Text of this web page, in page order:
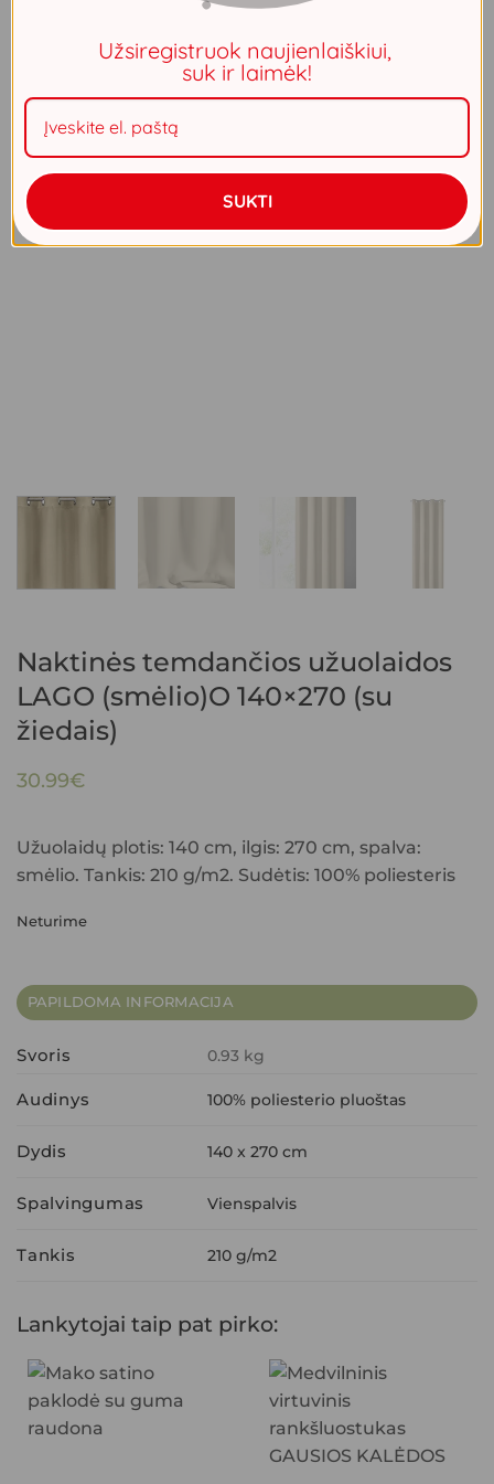
Naktinės temdančios užuolaidos
LAGO (smėlio)O 140×270 (su
žiedais)
30.99€
Užuolaidų plotis: 140 cm, ilgis: 270 cm, spalva:
smėlio. Tankis: 210 g/m2. Sudėtis: 100% poliesteris
Neturime
PAPILDOMA INFORMACIJA
Svoris 0.93 kg
Audinys 100% poliesterio pluoštas
Dydis 140 x 270 cm
Spalvingumas Vienspalvis
Tankis 210 g/m2
Lankytojai taip pat pirko:
Užsiregistruok naujienlaiškiui,
suk ir laimėk!
SUKTI